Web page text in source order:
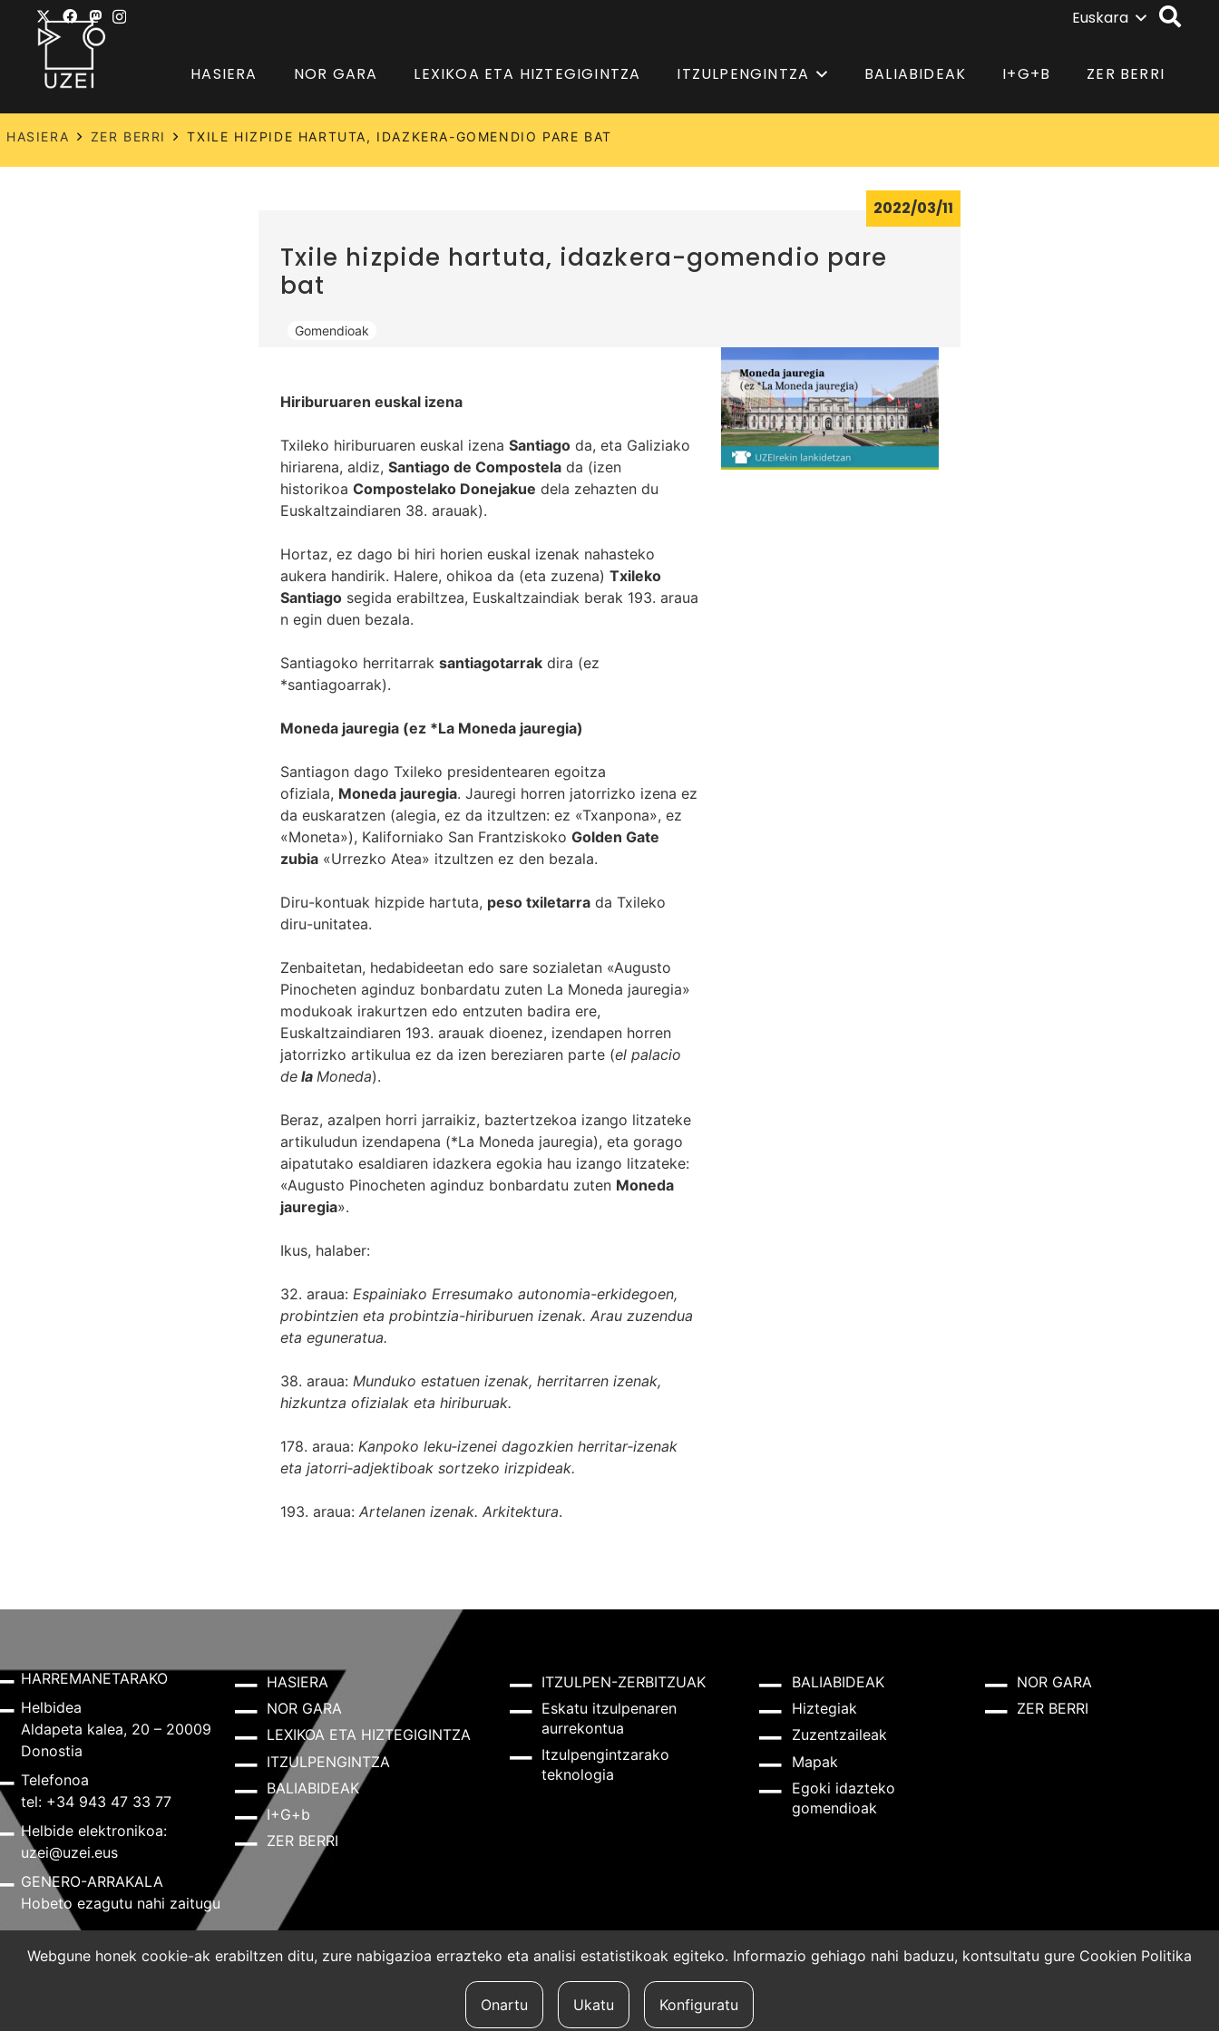
Euskara
HASIERA NOR GARA LEXIKOA ETA HIZTEGIGINTZA ITZULPENGINTZA BALIABIDEAK I+G+B ZER BERRI
HASIERA ZER BERRI TXILE HIZPIDE HARTUTA, IDAZKERA-GOMENDIO PARE BAT
Txile hizpide hartuta, idazkera-gomendio pare
bat
Gomendioak
2022/03/11
Hiriburuaren euskal izena
Txileko hiriburuaren euskal izena Santiagoda, eta Galiziako
hiriarena, aldiz, Santiago de Compostelada (izen
historikoa Compostelako Donejakue dela zehazten du
Euskaltzaindiaren 38. arauak).
Hortaz, ez dago bi hiri horien euskal izenak nahasteko
aukera handirik. Halere, ohikoa da (eta zuzena) Txileko
Santiagosegida erabiltzea, Euskaltzaindiak berak 193. araua
n egin duen bezala.
Santiagoko herritarrak santiagotarrakdira (ez
*santiagoarrak).
Moneda jauregia (ez *La Moneda jauregia)
Santiagon dago Txileko presidentearen egoitza
ofiziala, Moneda jauregia. Jauregi horren jatorrizko izena ez
da euskaratzen (alegia, ez da itzultzen: ez «Txanpona», ez
«Moneta»), Kaliforniako San Frantziskoko Golden Gate
zubia«Urrezko Atea» itzultzen ez den bezala.
Diru-kontuak hizpide hartuta, peso txiletarrada Txileko
diru-unitatea.
Zenbaitetan, hedabideetan edo sare sozialetan «Augusto
Pinocheten aginduz bonbardatu zuten La Moneda jauregia»
modukoak irakurtzen edo entzuten badira ere,
Euskaltzaindiaren 193. arauak dioenez, izendapen horren
jatorrizko artikulua ez da izen bereziaren parte (el palacio
dela Moneda).
Beraz, azalpen horri jarraikiz, baztertzekoa izango litzateke
artikuludun izendapena (*La Moneda jauregia), eta gorago
aipatutako esaldiaren idazkera egokia hau izango litzateke:
«Augusto Pinocheten aginduz bonbardatu zuten Moneda
jauregia».
Ikus, halaber:
32. araua: Espainiako Erresumako autonomia-erkidegoen,
probintzien eta probintzia-hiriburuen izenak. Arau zuzendua
eta eguneratua.
38. araua: Munduko estatuen izenak, herritarren izenak,
hizkuntza ofizialak eta hiriburuak.
178. araua: Kanpoko leku‐izenei dagozkien herritar‐izenak
eta jatorri‐adjektiboak sortzeko irizpideak.
193. araua: Artelanen izenak. Arkitektura.
HARREMANETARAKO
Helbidea
Aldapeta kalea, 20 – 20009
Donostia
Telefonoa
tel: +34 943 47 33 77
Helbide elektronikoa:
uzei@uzei.eus
GENERO-ARRAKALA
Hobeto ezagutu nahi zaitugu
HASIERA
NOR GARA
LEXIKOA ETA HIZTEGIGINTZA
ITZULPENGINTZA
BALIABIDEAK
I+G+b
ZER BERRI
ITZULPEN-ZERBITZUAK
Eskatu itzulpenaren
aurrekontua
Itzulpengintzarako
teknologia
BALIABIDEAK
Hiztegiak
Zuzentzaileak
Mapak
Egoki idazteko
gomendioak
NOR GARA
ZER BERRI
Lege-oharra Cookie-politika
Webgune honek cookie-ak erabiltzen ditu, zure nabigazioa errazteko eta analisi estatistikoak egiteko. Informazio gehiago nahi baduzu, kontsultatu gure Cookien Politika
Onartu Ukatu Konfiguratu